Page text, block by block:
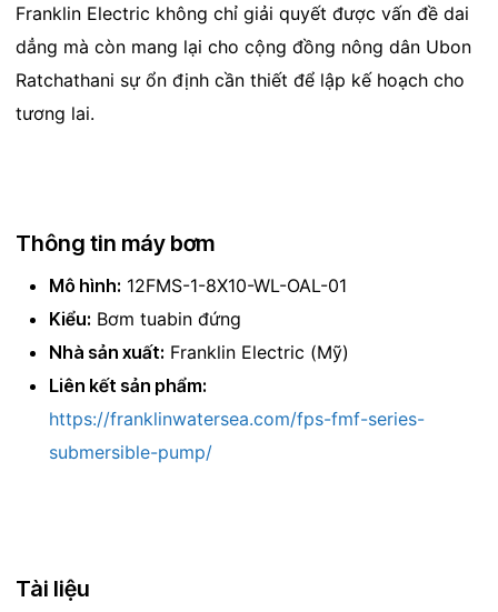
Franklin Electric không chỉ giải quyết được vấn đề dai
dẳng mà còn mang lại cho cộng đồng nông dân Ubon
Ratchathani sự ổn định cần thiết để lập kế hoạch cho
tương lai.
Thông tin máy bơm
Mô hình: 12FMS-1-8X10-WL-OAL-01
Kiểu: Bơm tuabin đứng
Nhà sản xuất: Franklin Electric (Mỹ)
Liên kết sản phẩm:
https://franklinwatersea.com/fps-fmf-series-
submersible-pump/
Tài liệu